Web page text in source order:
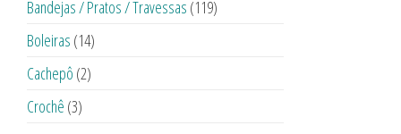
Bandejas / Pratos / Travessas (119)
Boleiras (14)
Cachepô (2)
Crochê (3)